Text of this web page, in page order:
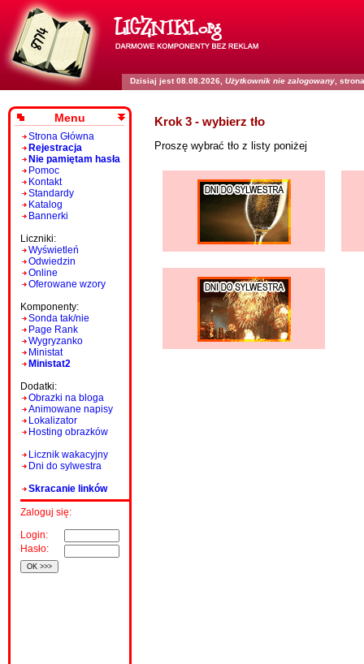
Dzisiaj jest 08.08.2026, Użytkownik nie zalogowany ,
Menu
Strona Główna
Rejestracja
Nie pamiętam hasła
Pomoc
Kontakt
Standardy
Katalog
Bannerki
Liczniki:
Wyświetleń
Odwiedzin
Online
Oferowane wzory
Komponenty:
Sonda tak/nie
Page Rank
Wygryzanko
Ministat
Ministat2
Dodatki:
Obrazki na bloga
Animowane napisy
Lokalizator
Hosting obrazków
Licznik wakacyjny
Dni do sylwestra
Skracanie linków
Zaloguj się:
Login:
Hasło:
Krok 3 - wybierz tło
Proszę wybrać tło z listy poniżej